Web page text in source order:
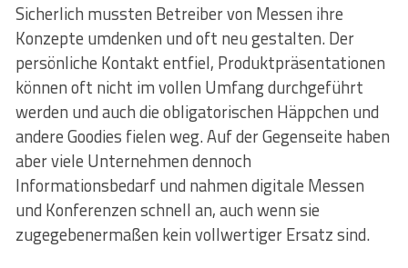
Sicherlich mussten Betreiber von Messen ihre
Konzepte umdenken und oft neu gestalten. Der
persönliche Kontakt entfiel, Produktpräsentationen
können oft nicht im vollen Umfang durchgeführt
werden und auch die obligatorischen Häppchen und
andere Goodies fielen weg. Auf der Gegenseite haben
aber viele Unternehmen dennoch
Informationsbedarf und nahmen digitale Messen
und Konferenzen schnell an, auch wenn sie
zugegebenermaßen kein vollwertiger Ersatz sind.